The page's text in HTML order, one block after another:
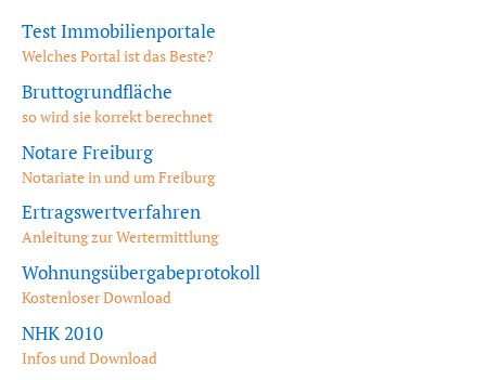
Test Immobilienportale
Welches Portal ist das Beste?
Bruttogrundfläche
so wird sie korrekt berechnet
Notare Freiburg
Notariate in und um Freiburg
Ertragswertverfahren
Anleitung zur Wertermittlung
Wohnungsübergabeprotokoll
Kostenloser Download
NHK 2010
Infos und Download